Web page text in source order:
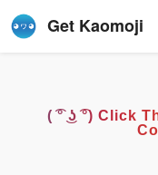
Get Kaomoji
( ͡° ͜ʖ ͡°) Click